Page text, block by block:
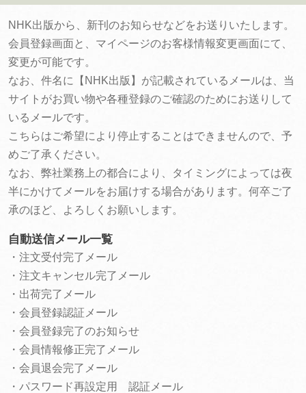
NHK出版から、新刊のお知らせなどをお送りいたします。
会員登録画面と、マイページのお客様情報変更画面にて、
変更が可能です。
なお、件名に【NHK出版】が記載されているメールは、当
サイトがお買い物や各種登録のご確認のためにお送りして
いるメールです。
こちらはご希望により停止することはできませんので、予
めご了承ください。
なお、弊社業務上の都合により、タイミングによっては夜
半にかけてメールをお届けする場合があります。何卒ご了
承のほど、よろしくお願いします。
自動送信メール一覧
・注文受付完了メール
・注文キャンセル完了メール
・出荷完了メール
・会員登録認証メール
・会員登録完了のお知らせ
・会員情報修正完了メール
・会員退会完了メール
・パスワード再設定用 認証メール